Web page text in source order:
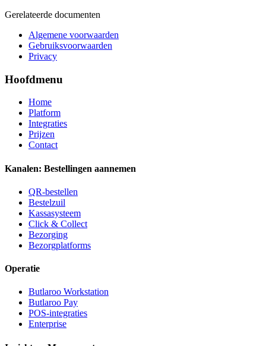
Gerelateerde documenten
Algemene voorwaarden
Gebruiksvoorwaarden
Privacy
Hoofdmenu
Home
Platform
Integraties
Prijzen
Contact
Kanalen: Bestellingen aannemen
QR-bestellen
Bestelzuil
Kassasysteem
Click & Collect
Bezorging
Bezorgplatforms
Operatie
Butlaroo Workstation
Butlaroo Pay
POS-integraties
Enterprise